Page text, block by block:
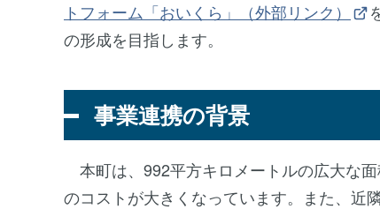
トフォーム「おいくら」（外部リンク）
の形成を目指します。
事業連携の背景
本町は、992平方キロメートルの広大な
のコストが大きくなっています。また、近